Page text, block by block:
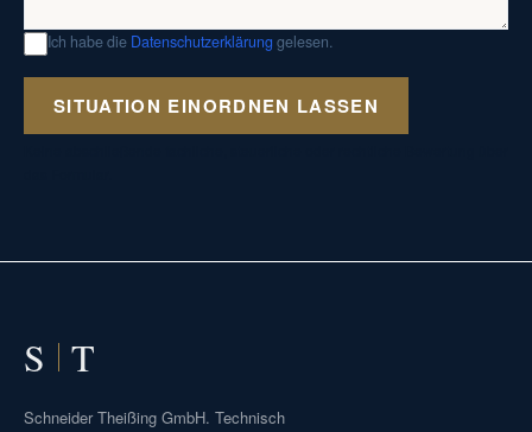
Ich habe die Datenschutzerklärung gelesen.
SITUATION EINORDNEN LASSEN
S T
Schneider Theißing GmbH. Technisch